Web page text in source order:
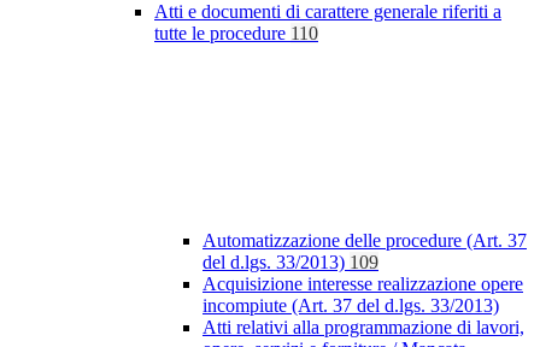
Atti e documenti di carattere generale riferiti a
tutte le procedure 110
Automatizzazione delle procedure (Art. 37
del d.lgs. 33/2013) 109
Acquisizione interesse realizzazione opere
incompiute (Art. 37 del d.lgs. 33/2013)
Atti relativi alla programmazione di lavori,